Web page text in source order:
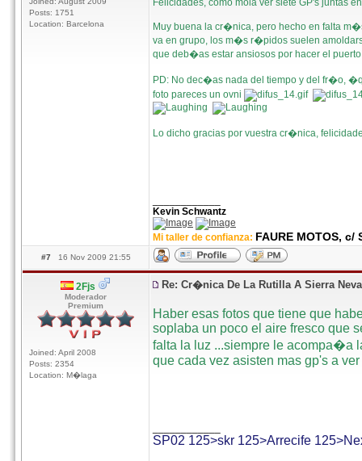
Posts: 1751
Location: Barcelona
Felicidades, como mola ver siete GP's juntas
Muy buena la cr�nica, pero hecho en falta
va en grupo, los m�s r�pidos suelen
que deb�as estar ansiosos por hacer el
PD: No dec�as nada del tiempo y del fr�o,
foto pareces un ovni
Lo dicho gracias por vuestra cr�nica,
Kevin Schwantz
Mi taller de confianza: FAURE MOTOS,
#7 16 Nov 2009 21:55
2Fjs
Moderador
Premium
Joined: April 2008
Posts: 2354
Location: M�laga
Re: Cr�nica De La Rutilla A Sierra
Haber esas fotos que tiene que
soplaba un poco el aire fresco que
falta la luz ...siempre le acompa�a
que cada vez asisten mas gp's a
SP02 125>skr 125>Arrecife